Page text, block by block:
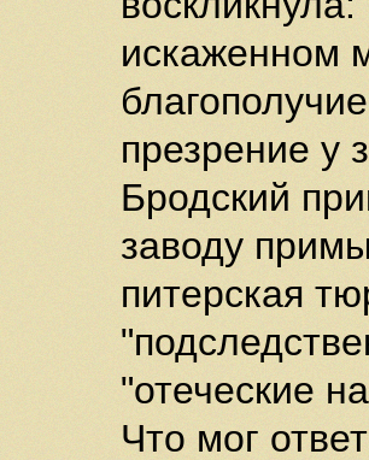
искаженном
презрение у
Бродский
заводу
питерская
"отеческие
Что мог